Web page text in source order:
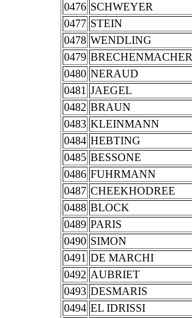
0476 SCHWEYER
0477 STEIN
0478 WENDLING
0479 BRECHENMACHER
0480 NERAUD
0481 JAEGEL
0482 BRAUN
0483 KLEINMANN
0484 HEBTING
0485 BESSONE
0486 FUHRMANN
0487 CHEEKHODREE
0488 BLOCK
0489 PARIS
0490 SIMON
0491 DE MARCHI
0492 AUBRIET
0493 DESMARIS
0494 EL IDRISSI